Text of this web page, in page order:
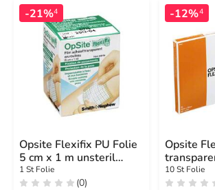
-21%4
Opsite Flexifix PU Folie
5 cm x 1 m unsteril
Rolle
1 St Folie
(0)
-12%4
Opsite
10 St Folie